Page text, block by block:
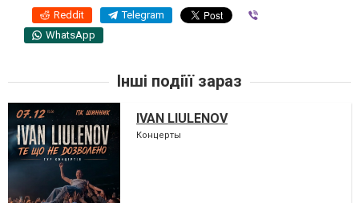
Reddit Telegram
WhatsApp
Інші подіїї зараз
IVAN LIULENOV
Концерты